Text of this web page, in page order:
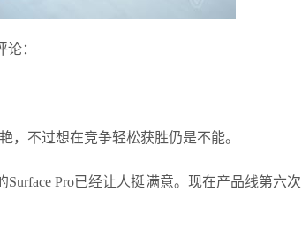
：
，不过想在竞争轻松获胜仍是不能。
Pro已经让人挺满意。现在产品线第六次